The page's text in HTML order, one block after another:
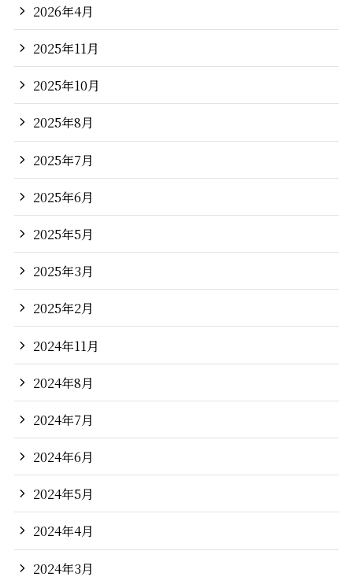
2026年4月
2025年11月
2025年10月
2025年8月
2025年7月
2025年6月
2025年5月
2025年3月
2025年2月
2024年11月
2024年8月
2024年7月
2024年6月
2024年5月
2024年4月
2024年3月